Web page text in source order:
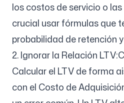
los costos de servicio o
crucial usar fórmulas que
probabilidad de retención
2. Ignorar la Relación
Calcular el LTV de forma
con el Costo de